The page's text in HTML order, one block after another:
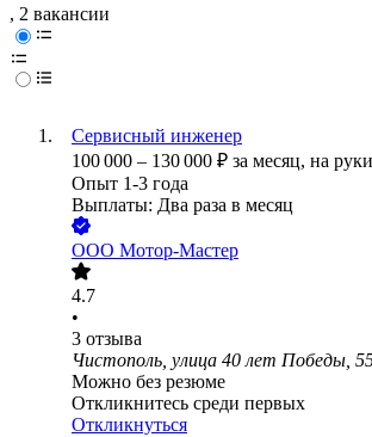
, 2 вакансии
Сервисный инженер
100 000 – 130 000 ₽ за месяц, на руки
Опыт 1-3 года
Выплаты: Два раза в месяц
ООО Мотор-Мастер
4.7
•
3 отзыва
Чистополь, улица 40 лет Победы,
Можно без резюме
Откликнитесь среди первых
Откликнуться